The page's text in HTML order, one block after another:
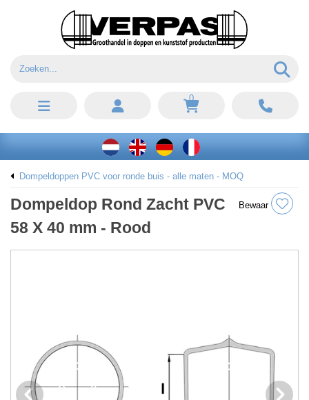
0
Dompeldoppen PVC voor ronde buis - alle maten - MOQ
Dompeldop Rond Zacht PVC
58 X 40 mm - Rood
Bewaar